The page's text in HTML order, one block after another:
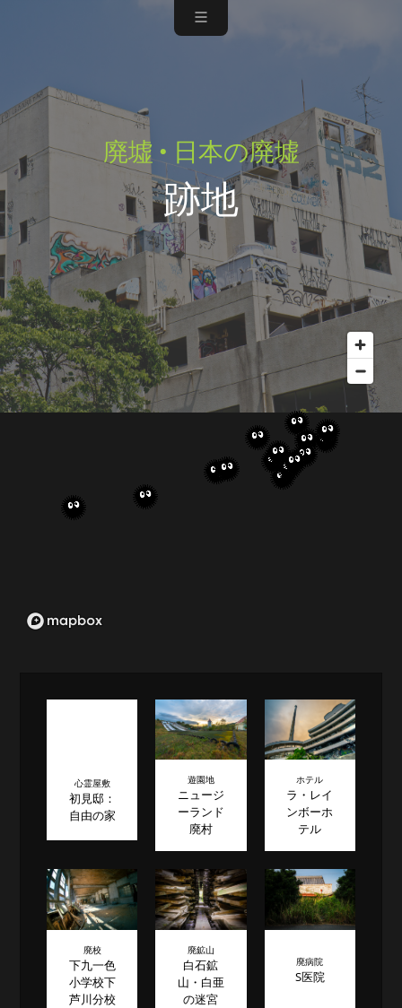
廃墟 • 日本の廃墟
跡地
心霊屋敷
初見邸：
自由の家
遊園地
ニュージ
ーランド
廃村
ホテル
ラ・レイ
ンボーホ
テル
廃校
下九一色
小学校下
芦川分校
廃鉱山
白石鉱
山・白亜
の迷宮
廃病院
S医院